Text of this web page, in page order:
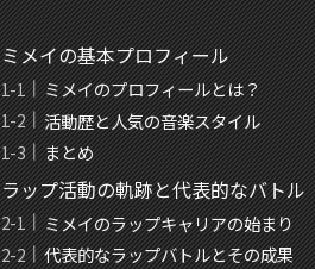
ミメイの基本プロフィール
ミメイのプロフィールとは？
活動歴と人気の音楽スタイル
まとめ
ラップ活動の軌跡と代表的なバトル
ミメイのラップキャリアの始まり
代表的なラップバトルとその成果